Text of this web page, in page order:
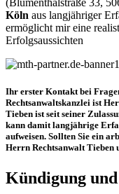
Köln aus langjähriger
ermöglicht mir eine
Erfolgsaussichten
Ihr erster Kontakt bei
Rechtsanwaltskanzlei ist
Tieben ist seit seiner
kann damit langjährige
aufweisen. Sollten Sie ein
Herrn Rechtsanwalt Tieben
Kündigung